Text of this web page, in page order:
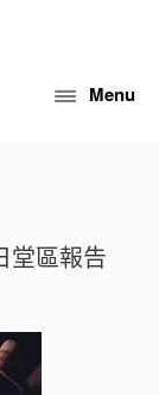
Menu
堂區報告